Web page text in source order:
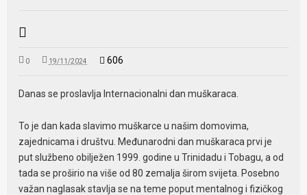
0 19/11/2024 606
Danas se proslavlja Internacionalni dan muškaraca.
To je dan kada slavimo muškarce u našim domovima,
zajednicama i društvu. Međunarodni dan muškaraca prvi je
put službeno obilježen 1999. godine u Trinidadu i Tobagu, a od
tada se proširio na više od 80 zemalja širom svijeta. Posebno
važan naglasak stavlja se na teme poput mentalnog i fizičkog